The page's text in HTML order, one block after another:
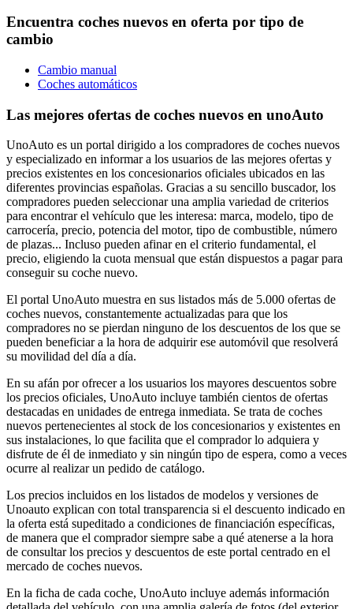
Encuentra coches nuevos en oferta por tipo de
cambio
Cambio manual
Coches automáticos
Las mejores ofertas de coches nuevos en unoAuto
UnoAuto es un portal dirigido a los compradores de coches nuevos
y especializado en informar a los usuarios de las mejores ofertas y
precios existentes en los concesionarios oficiales ubicados en las
diferentes provincias españolas. Gracias a su sencillo buscador, los
compradores pueden seleccionar una amplia variedad de criterios
para encontrar el vehículo que les interesa: marca, modelo, tipo de
carrocería, precio, potencia del motor, tipo de combustible, número
de plazas... Incluso pueden afinar en el criterio fundamental, el
precio, eligiendo la cuota mensual que están dispuestos a pagar para
conseguir su coche nuevo.
El portal UnoAuto muestra en sus listados más de 5.000 ofertas de
coches nuevos, constantemente actualizadas para que los
compradores no se pierdan ninguno de los descuentos de los que se
pueden beneficiar a la hora de adquirir ese automóvil que resolverá
su movilidad del día a día.
En su afán por ofrecer a los usuarios los mayores descuentos sobre
los precios oficiales, UnoAuto incluye también cientos de ofertas
destacadas en unidades de entrega inmediata. Se trata de coches
nuevos pertenecientes al stock de los concesionarios y existentes en
sus instalaciones, lo que facilita que el comprador lo adquiera y
disfrute de él de inmediato y sin ningún tipo de espera, como a veces
ocurre al realizar un pedido de catálogo.
Los precios incluidos en los listados de modelos y versiones de
Unoauto explican con total transparencia si el descuento indicado en
la oferta está supeditado a condiciones de financiación específicas,
de manera que el comprador siempre sabe a qué atenerse a la hora
de consultar los precios y descuentos de este portal centrado en el
mercado de coches nuevos.
En la ficha de cada coche, UnoAuto incluye además información